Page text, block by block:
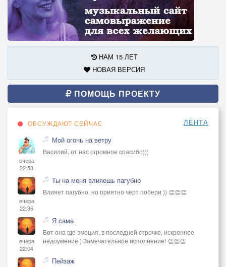
НАМ 15 ЛЕТ
НОВАЯ ВЕРСИЯ
ПОМОЩЬ ПРОЕКТУ
ОБСУЖДАЮТ СЕЙЧАС ЛЕНТА
вчера
22:53
Мой огонь на ветру
Василий, от нас огромное спасибо)))
вчера
22:36
Ты на меня влияешь пагубно
Влияет пагубно, но приятно чёрт побери )) 👏👏👏
вчера
22:04
Я сама
Вот она где эмоция, в последней строчке, искреннее
недоумение ) Замечательное исполнение! 👏👏👏
Пейзаж